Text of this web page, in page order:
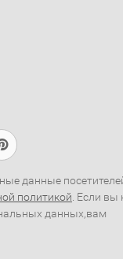
данные
политикой . Если вы
данных,вам